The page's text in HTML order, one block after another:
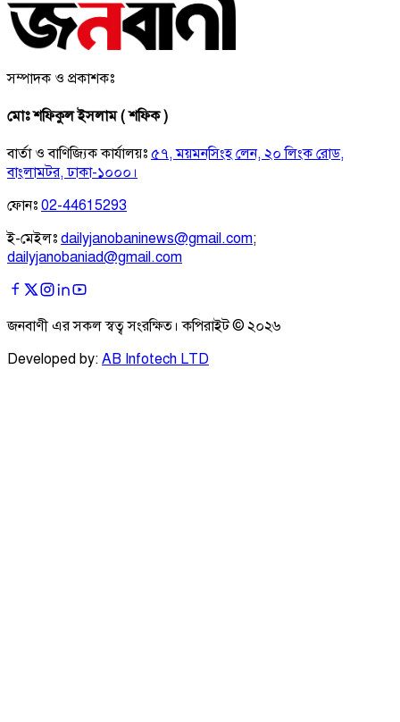
সম্পাদক ও প্রকাশকঃ
মোঃ শফিকুল ইসলাম ( শফিক )
বার্তা ও বাণিজ্যিক কার্যালয়ঃ ৫৭, ময়মনসিংহ লেন, ২০ লিংক রোড,
বাংলামটর, ঢাকা-১০০০।
ফোনঃ 02-44615293
ই-মেইলঃ dailyjanobaninews@gmail.com;
dailyjanobaniad@gmail.com
জনবাণী এর সকল স্বত্ব সংরক্ষিত। কপিরাইট © ২০২৬
Developed by: AB Infotech LTD